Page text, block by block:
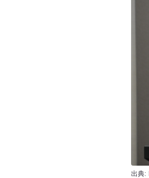
出典: